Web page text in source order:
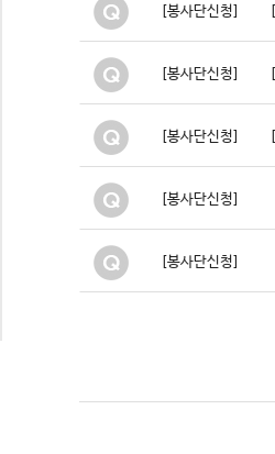
[봉사단신청]
[봉사단신청]
[봉사단신청]
[봉사단신청]
[봉사단신청]